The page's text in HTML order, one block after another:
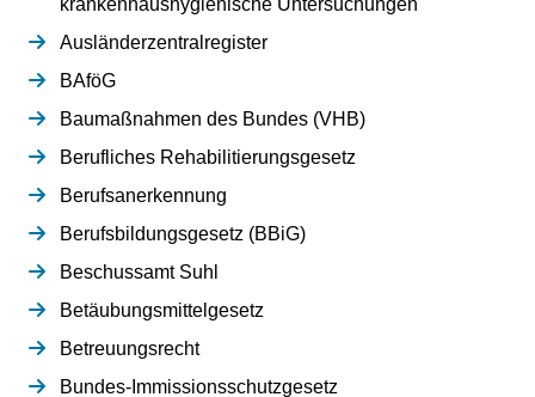
krankenhaushygienische Untersuchungen
Ausländerzentralregister
BAföG
Baumaßnahmen des Bundes (VHB)
Berufliches Rehabilitierungsgesetz
Berufsanerkennung
Berufsbildungsgesetz (BBiG)
Beschussamt Suhl
Betäubungsmittelgesetz
Betreuungsrecht
Bundes-Immissionsschutzgesetz